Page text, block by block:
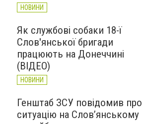
НОВИНИ
Як службові собаки 18-ї
Слов'янської бригади
працюють на Донеччині
(ВІДЕО)
НОВИНИ
Генштаб ЗСУ повідомив про
ситуацію на Слов’янському